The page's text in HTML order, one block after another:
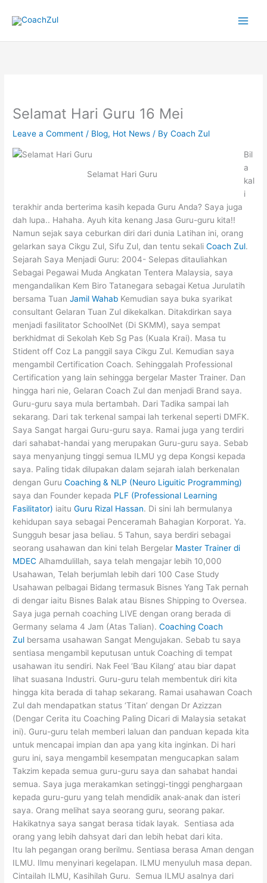
Selamat Hari Guru 16 Mei
Leave a Comment / Blog, Hot News / ByCoach Zul
Selamat Hari Guru
Bil
a
kal
i
terakhir anda berterima kasih kepada Guru Anda? Saya juga
dah lupa.. Hahaha. Ayuh kita kenang Jasa Guru-guru kita!!
Namun sejak saya ceburkan diri dari dunia Latihan ini, orang
gelarkan saya Cikgu Zul, Sifu Zul, dan tentu sekaliCoach Zul.
Sejarah Saya Menjadi Guru: 2004- Selepas ditauliahkan
Sebagai Pegawai Muda Angkatan Tentera Malaysia, saya
mengandalikan Kem Biro Tatanegara sebagai Ketua Jurulatih
bersama TuanJamil Wahab Kemudian saya buka syarikat
consultant Gelaran Tuan Zul dikekalkan. Ditakdirkan saya
menjadi fasilitator SchoolNet (Di SKMM), saya sempat
berkhidmat di Sekolah Keb Sg Pas (Kuala Krai). Masa tu
Stident off Coz La panggil saya Cikgu Zul. Kemudian saya
mengambil Certification Coach. Sehinggalah Professional
Certification yang lain sehingga bergelar Master Trainer. Dan
hingga hari nie, Gelaran Coach Zul dan menjadi Brand saya.
Guru-guru saya mula bertambah. Dari Tadika sampai lah
sekarang. Dari tak terkenal sampai lah terkenal seperti DMFK.
Saya Sangat hargai Guru-guru saya. Ramai juga yang terdiri
dari sahabat-handai yang merupakan Guru-guru saya. Sebab
saya menyanjung tinggi semua ILMU yg depa Kongsi kepada
saya. Paling tidak dilupakan dalam sejarah ialah berkenalan
dengan GuruCoaching & NLP (Neuro Liguitic Programming)
saya dan Founder kepada PLF (Professional Learning
Fasilitator) iaituGuru Rizal Hassan. Di sini lah bermulanya
kehidupan saya sebagai Penceramah Bahagian Korporat. Ya.
Sungguh besar jasa beliau. 5 Tahun, saya berdiri sebagai
seorang usahawan dan kini telah Bergelar Master Trainer di
MDEC Alhamdulillah, saya telah mengajar lebih 10,000
Usahawan, Telah berjumlah lebih dari 100 Case Study
Usahawan pelbagai Bidang termasuk Bisnes Yang Tak pernah
di dengar iaitu Bisnes Balak atau Bisnes Shipping to Oversea.
Saya juga pernah coaching LIVE dengan orang berada di
Germany selama 4 Jam (Atas Talian).Coaching Coach
Zul bersama usahawan Sangat Mengujakan. Sebab tu saya
sentiasa mengambil keputusan untuk Coaching di tempat
usahawan itu sendiri. Nak Feel ‘Bau Kilang’ atau biar dapat
lihat suasana Industri. Guru-guru telah membentuk diri kita
hingga kita berada di tahap sekarang. Ramai usahawan Coach
Zul dah mendapatkan status ‘Titan’ dengan Dr Azizzan
(Dengar Cerita itu Coaching Paling Dicari di Malaysia setakat
ini). Guru-guru telah memberi laluan dan panduan kepada kita
untuk mencapai impian dan apa yang kita inginkan. Di hari
guru ini, saya mengambil kesempatan mengucapkan salam
Takzim kepada semua guru-guru saya dan sahabat handai
semua. Saya juga merakamkan setinggi-tinggi penghargaan
kepada guru-guru yang telah mendidik anak-anak dan isteri
saya. Orang melihat saya seorang guru, seorang pakar.
Hakikatnya saya sangat berasa tidak layak. Sentiasa ada
orang yang lebih dahsyat dari dan lebih hebat dari kita.
Itu lah pegangan orang berilmu. Sentiasa berasa Aman dengan
ILMU. Ilmu menyinari kegelapan. ILMU menyuluh masa depan.
Cintailah ILMU, Kasihilah Guru. Semua ILMU asalnya dari